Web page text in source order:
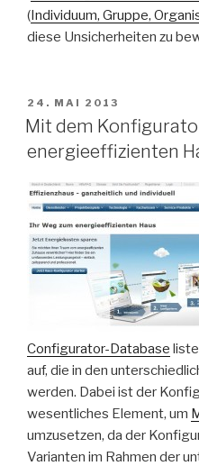
(Individuum, Gruppe,
diese Unsicherheiten zu
VERÖFFENTLICHT
AM
24. MAI 2013
Mit dem
energieeffizienten
Configurator-Database
auf, die in den
werden. Dabei ist der
wesentliches Element, um
umzusetzen, da der
Varianten im Rahmen der